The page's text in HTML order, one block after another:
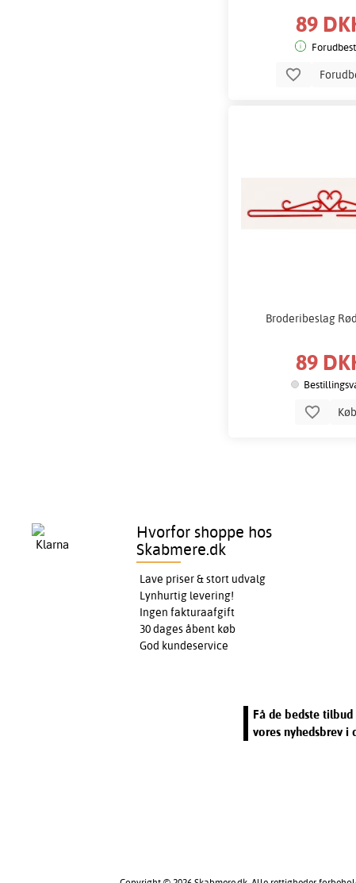
89
Broderibeslag
89
Køb
Hvorfor shoppe hos
Skabmere.dk
Lave priser & stort udvalg
Lynhurtig levering!
Ingen fakturaafgift
30 dages åbent køb
God kundeservice
Få de bedste
vores nyhedsbrev i